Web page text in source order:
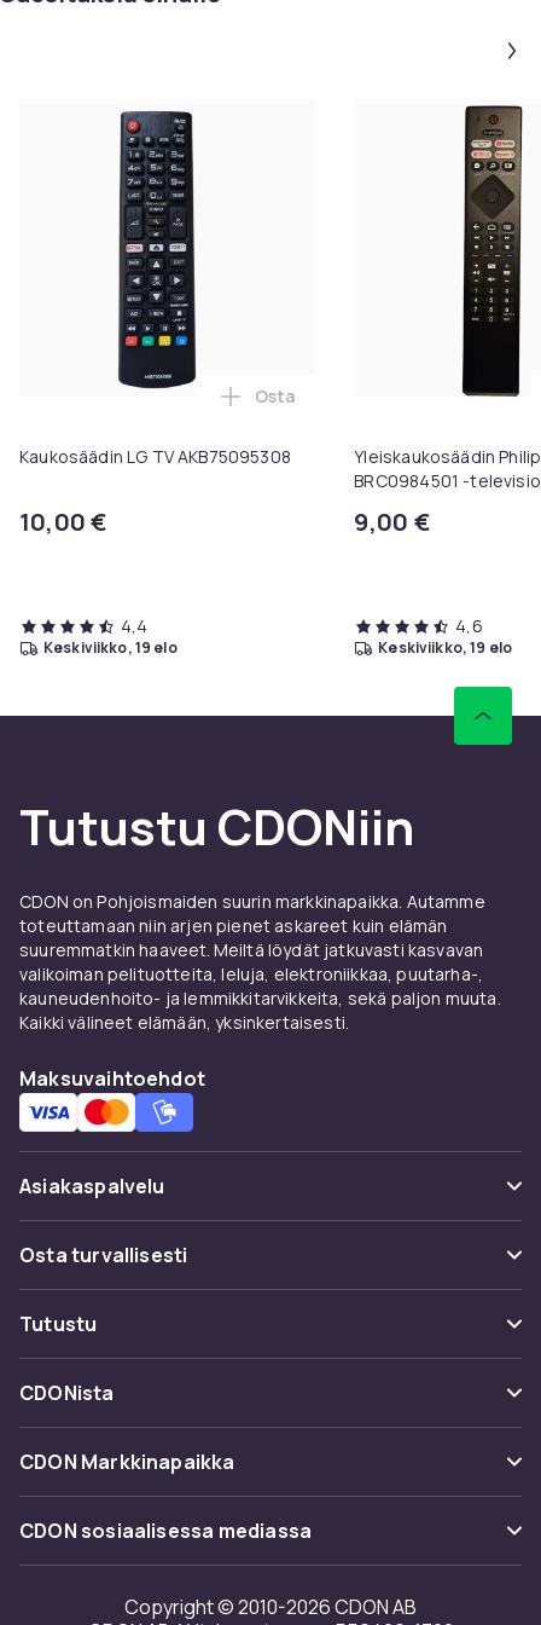
Kaukosäädin LG TV AKB75095308
10,00 €
Lisää Kaukosäädin LG TV
Osta
4,4
keskiviikko, 19 elo
Yleiskaukosäädin
BRC0984501 -
9,00 €
4,6
keskiviikko, 19 elo
Tutustu CDONiin
CDON on Pohjoismaiden suurin markkinapaikka. Autamme
toteuttamaan niin arjen pienet askareet kuin elämän
suuremmatkin haaveet. Meiltä löydät jatkuvasti kasvavan
valikoiman pelituotteita, leluja, elektroniikkaa, puutarha-,
kauneudenhoito- ja lemmikkitarvikkeita, sekä paljon muuta.
Kaikki välineet elämään, yksinkertaisesti.
Maksuvaihtoehdot
Asiakaspalvelu
Usein kysyttyä (UKK)
Seuraa pakettia
Ota yhteyttä
Osta turvallisesti
Maksuvaihtoehdot
Toimitus
Takaisinvedot
Tutustu
Kategoriat
Tuotemerkit
CDONista
Tietoa meistä
Asiakasarvionnit
Investor relations
CDON Markkinapaikka
Merchant Help Center
CDON sosiaalisessa mediassa
Copyright © 2010-2026 CDON AB